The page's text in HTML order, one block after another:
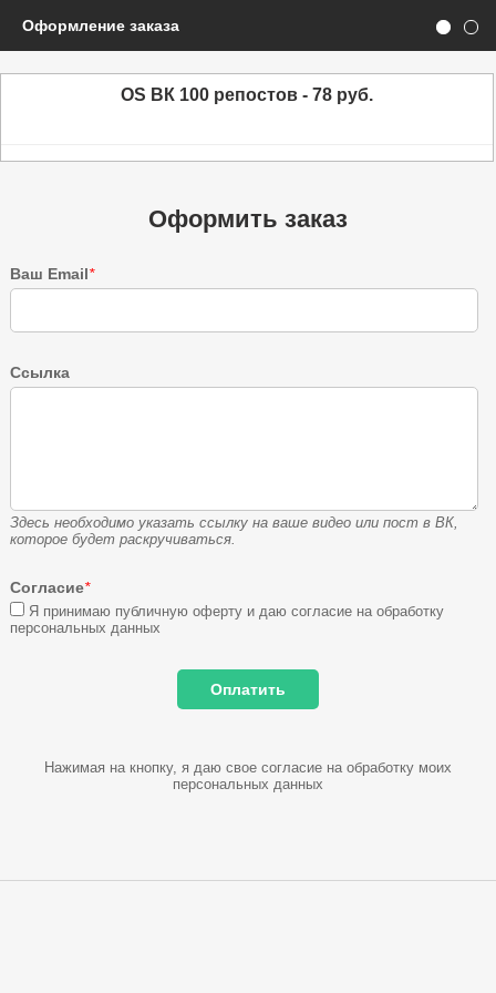
Оформление заказа
Оформить заказ
Ваш Email*
Ссылка
Здесь необходимо указать ссылку на ваше видео или пост в ВК,
которое будет раскручиваться.
Согласие*
Я принимаю публичную оферту и даю согласие на обработку
персональных данных
Нажимая на кнопку, я даю свое согласие на обработку моих
персональных данных
OS ВК 100 репостов - 78 руб.